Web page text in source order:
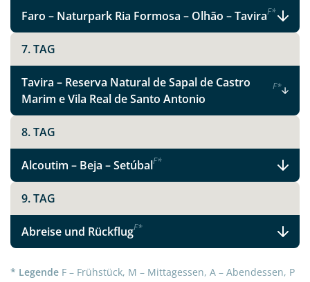
Teile diese Reise
Facebook
Instagram
Faro – Naturpark Ria Formosa – Olhão – TaviraF*
7. TAG
Tavira – Reserva Natural de Sapal de Castro
Marim e Vila Real de Santo Antonio
F*
8. TAG
Alcoutim – Beja – SetúbalF*
9. TAG
Abreise und RückflugF*
* Legende F – Frühstück, M – Mittagessen, A – Abendessen, P